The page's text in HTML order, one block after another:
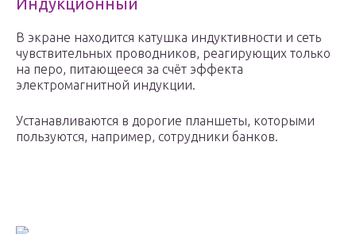
Индукционный
В экране находится катушка индуктивности и сеть
чувствительных проводников, реагирующих только
на перо, питающееся за счёт эффекта
электромагнитной индукции.
Устанавливаются в дорогие планшеты, которыми
пользуются, например, сотрудники банков.